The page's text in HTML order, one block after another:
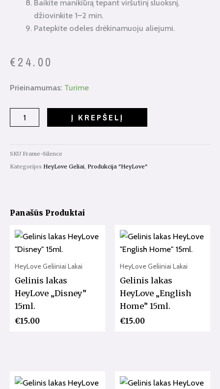
Baikite manikiūrą tepant viršutinį sluoksnį,
džiovinkite 1–2 min.
Patepkite odeles drėkinamuoju aliejumi.
€24.00
Prieinamumas: Turime
produkto
Frame
Silence
30ml.
Į KREPŠELĮ
SKU Frame-Silence
Kategorijos HeyLove Geliai, Produkcija "HeyLove"
Panašūs Produktai
HeyLove Geliiniai Lakai
Gelinis lakas
HeyLove „Disney”
15ml.
€15.00
HeyLove Geliiniai Lakai
Gelinis lakas
HeyLove „English
Home” 15ml.
€15.00